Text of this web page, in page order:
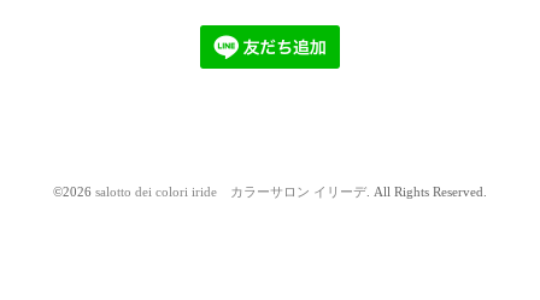
©2026 salotto dei colori iride カラーサロン イリーデ. All Rights Reserved.